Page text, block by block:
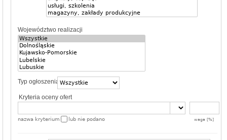
Województwo realizacji
Typ ogłoszenia
Kryteria oceny ofert
nazwa kryterium waga [%]
lub nie podano